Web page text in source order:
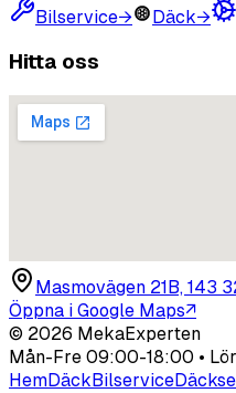
Bilservice→ Däck→
Hitta oss
Masmovägen 21B, 143
Öppna i Google Maps↗
© 2026 MekaExperten
Mån-Fre 09:00-18:00 •
HemDäckBilservice